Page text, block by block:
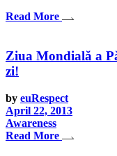
Read More
Ziua Mondială a
zi!
by euRespect
April 22, 2013
Awareness
Read More